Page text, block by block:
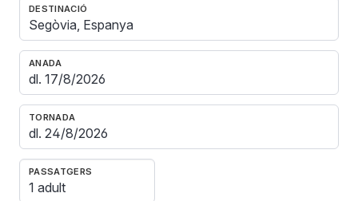
DESTINACIÓ
ANADA
TORNADA
PASSATGERS
1 adult